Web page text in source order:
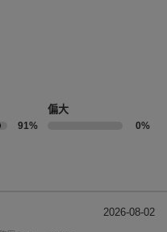
91%
偏大
0%
2026-08-02